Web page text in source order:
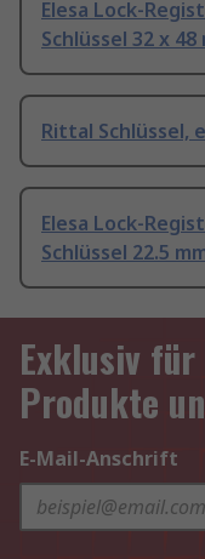
Elesa Lock-
Schlüssel 32 x 48
Rittal Schlüssel,
Elesa Lock-
Schlüssel 22.5
Exklusiv für
Produkte
E-Mail-Anschrift